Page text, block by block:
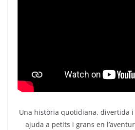
Una història quotidiana, divertida i
ajuda a petits i grans en